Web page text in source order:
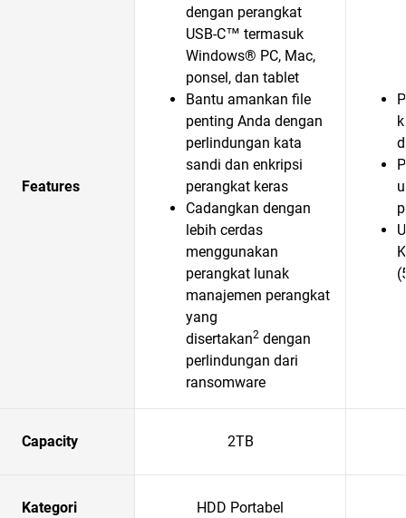
Features
dengan perangkat
USB-C™ termasuk
Windows® PC, Mac,
ponsel, dan tablet
Bantu amankan file
penting Anda dengan
perlindungan kata
sandi dan enkripsi
perangkat keras
Cadangkan dengan
lebih cerdas
menggunakan
perangkat lunak
manajemen perangkat
yang
disertakan2 dengan
perlindungan dari
ransomware
Capacity 2TB
Kategori HDD Portabel